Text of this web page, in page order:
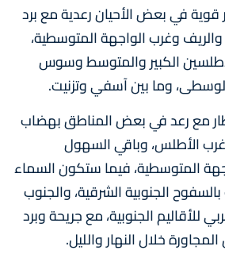
قوية في بعض الأحيان رعدية مع برد
وغرب الواجهة المتوسطية،
الكبير والمتوسط وسوس
وما بين آسفي وتزنيت.
مع رعد في بعض المناطق بهضاب
الأطلس، وباقي السهول
المتوسطية، فيما ستكون السماء
بالسفوح الجنوبية الشرقية، والجنوب
للأقاليم الجنوبية، مع جريحة وبرد
خلال النهار والليل.